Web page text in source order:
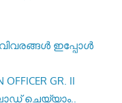
ഇപ്പോൾ
GR. II
ചെയ്യാം..